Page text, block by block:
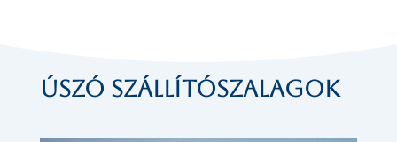
Úszó szállítószalagok